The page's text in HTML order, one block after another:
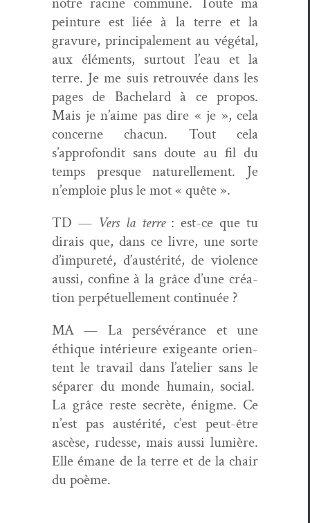
pein­ture est liée à la terre et la
gravure, prin­ci­pale­ment au végé­tal,
aux élé­ments, surtout l’eau et la
terre. Je me suis retrou­vée dans les
pages de Bachelard à ce pro­pos.
Mais je n’aime pas dire « je », cela
con­cerne cha­cun. Tout cela
s’approfondit sans doute au fil du
temps presque naturelle­ment. Je
n’emploie plus le mot « quête ».
TD — Vers la terre: est-ce que tu
dirais que, dans ce livre, une sorte
d’impureté, d’austérité, de vio­lence
aus­si, con­fine à la grâce d’une créa­
tion per­pétuelle­ment continuée ?
MA — La per­sévérance et une
éthique intérieure exigeante ori­en­
tent le tra­vail dans l’atelier sans le
sépar­er du monde humain, social.
La grâce reste secrète, énigme. Ce
n’est pas austérité, c’est peut-être
ascèse, rudesse, mais aus­si lumière.
Elle émane de la terre et de la chair
du poème.